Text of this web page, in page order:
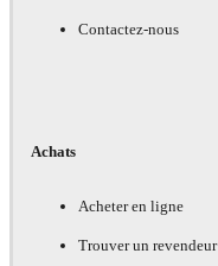
Contactez-nous
Achats
Acheter en ligne
Trouver un revendeur